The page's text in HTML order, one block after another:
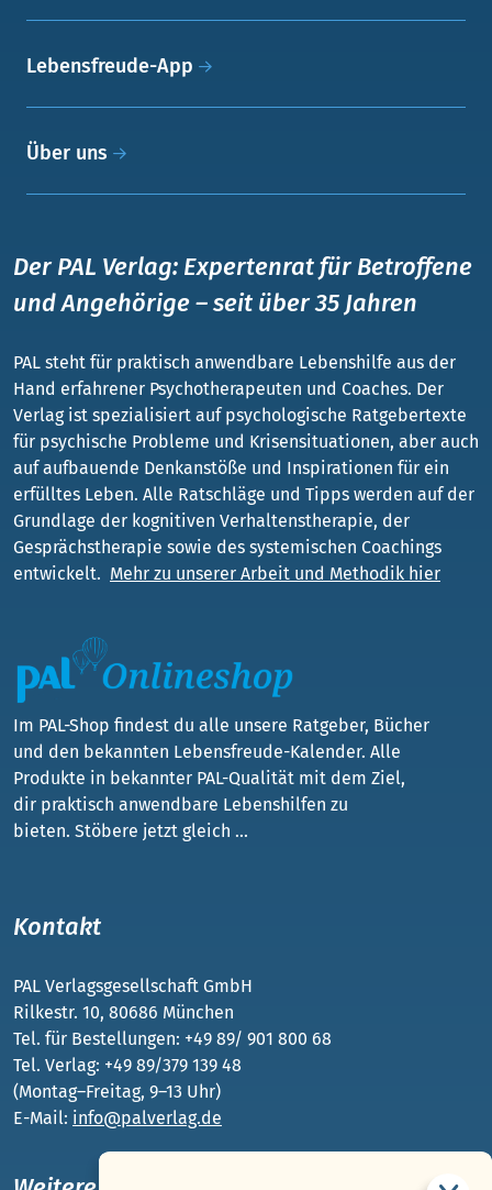
Lebensfreude-App
Über uns
Der PAL Verlag: Expertenrat für Betroffene
und Angehörige – seit über 35 Jahren
PAL steht für praktisch anwendbare Lebenshilfe aus der
Hand erfahrener Psychotherapeuten und Coaches. Der
Verlag ist spezialisiert auf psychologische Ratgebertexte
für psychische Probleme und Krisensituationen, aber auch
auf aufbauende Denkanstöße und Inspirationen für ein
erfülltes Leben. Alle Ratschläge und Tipps werden auf der
Grundlage der kognitiven Verhaltenstherapie, der
Gesprächstherapie sowie des systemischen Coachings
entwickelt. Mehr zu unserer Arbeit und Methodik hier
Im PAL-Shop findest du alle unsere Ratgeber, Bücher
und den bekannten Lebensfreude-Kalender. Alle
Produkte in bekannter PAL-Qualität mit dem Ziel,
dir praktisch anwendbare Lebenshilfen zu
bieten. Stöbere jetzt gleich ...
Kontakt
PAL Verlagsgesellschaft GmbH
Rilkestr. 10, 80686 München
Tel. für Bestellungen: +49 89/ 901 800 68
Tel. Verlag: +49 89/379 139 48
(Montag–Freitag, 9–13 Uhr)
E-Mail: info@palverlag.de